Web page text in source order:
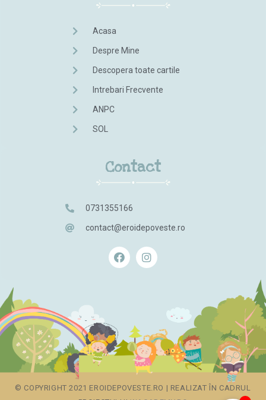
Acasa
Despre Mine
Descopera toate cartile
Intrebari Frecvente
ANPC
SOL
Contact
0731355166
contact@eroidepoveste.ro
© COPYRIGHT 2021 EROIDEPOVESTE.RO | REALIZAT ÎN CADRUL